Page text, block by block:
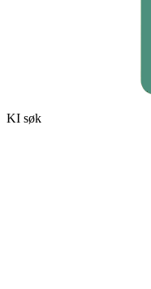
KI søk